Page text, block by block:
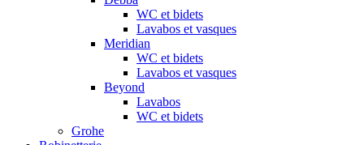
WC et bidets
Lavabos et vasques
Meridian
WC et bidets
Lavabos et vasques
Beyond
Lavabos
WC et bidets
Grohe